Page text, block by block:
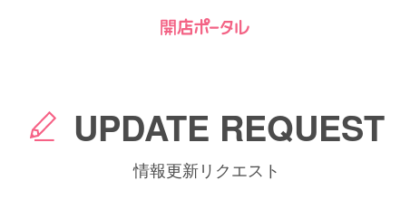
UPDATE REQUEST
情報更新リクエスト